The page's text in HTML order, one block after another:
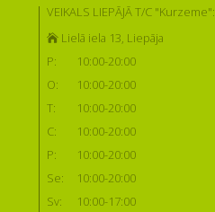
VEIKALS LIEPĀJĀ T/C "Kurzeme":
Lielā iela 13, Liepāja
P:
10:00-20:00
O:
10:00-20:00
T:
10:00-20:00
C:
10:00-20:00
P:
10:00-20:00
Se:
10:00-20:00
Sv:
10:00-17:00